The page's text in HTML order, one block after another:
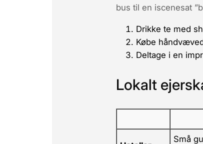
bus til en iscenesat
Drikke te med
Købe
Deltage i en
Lokalt
Små